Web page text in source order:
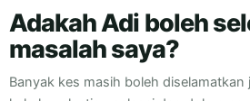
Adakah Adi boleh
masalah saya?
Banyak kes masih boleh diselamatkan